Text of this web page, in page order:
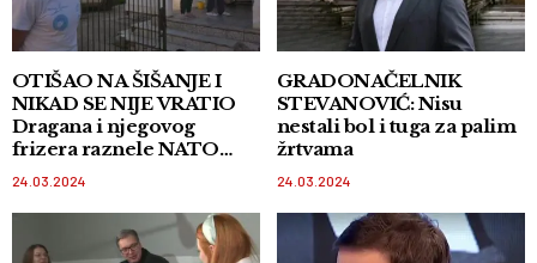
OTIŠAO NA ŠIŠANJE I
NIKAD SE NIJE VRATIO
Dragana i njegovog
frizera raznele NATO
bombe
24.03.2024
GRADONAČELNIK
STEVANOVIĆ: Nisu
nestali bol i tuga za palim
žrtvama
24.03.2024